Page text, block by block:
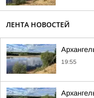
ЛЕНТА НОВОСТЕЙ
19:55